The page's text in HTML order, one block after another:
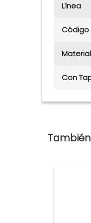
Línea
Código
Material
Con